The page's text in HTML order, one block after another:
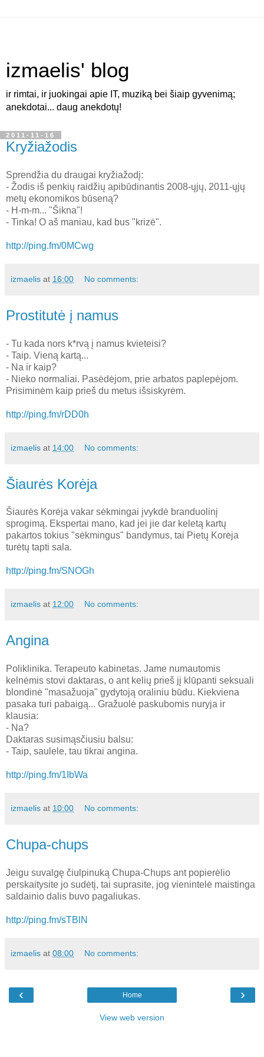
izmaelis' blog
ir rimtai, ir juokingai apie IT, muziką bei šiaip gyvenimą;
anekdotai... daug anekdotų!
2011-11-16
Kryžiažodis
Sprendžia du draugai kryžiažodį:
- Žodis iš penkių raidžių apibūdinantis 2008-ųjų, 2011-ųjų
metų ekonomikos būseną?
- H-m-m... "Šikna"!
- Tinka! O aš maniau, kad bus "krizė".
http://ping.fm/0MCwg
izmaelis at 16:00 No comments:
Prostitutė į namus
- Tu kada nors k*rvą į namus kvieteisi?
- Taip. Vieną kartą...
- Na ir kaip?
- Nieko normaliai. Pasėdėjom, prie arbatos paplepėjom.
Prisiminėm kaip prieš du metus išsiskyrėm.
http://ping.fm/rDD0h
izmaelis at 14:00 No comments:
Šiaurės Korėja
Šiaurės Korėja vakar sėkmingai įvykdė branduolinį
sprogimą. Ekspertai mano, kad jei jie dar keletą kartų
pakartos tokius "sėkmingus" bandymus, tai Pietų Korėja
turėtų tapti sala.
http://ping.fm/SNOGh
izmaelis at 12:00 No comments:
Angina
Poliklinika. Terapeuto kabinetas. Jame numautomis
kelnėmis stovi daktaras, o ant kelių prieš jį klūpanti seksuali
blondinė "masažuoja" gydytoją oraliniu būdu. Kiekviena
pasaka turi pabaigą... Gražuolė paskubomis nuryja ir
klausia:
- Na?
Daktaras susimąsčiusiu balsu:
- Taip, saulele, tau tikrai angina.
http://ping.fm/1IbWa
izmaelis at 10:00 No comments:
Chupa-chups
Jeigu suvalgę čiulpinuką Chupa-Chups ant popierėlio
perskaitysite jo sudėtį, tai suprasite, jog vienintelė maistinga
saldainio dalis buvo pagaliukas.
http://ping.fm/sTBlN
izmaelis at 08:00 No comments:
‹ ›
Home
View web version